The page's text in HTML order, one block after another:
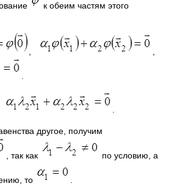
к обеим частям этого
другое, получим
, так как по условию, а
то